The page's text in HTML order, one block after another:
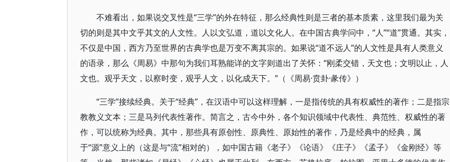
不难看出，如果说交叉性是“三学”的外在特征，那么经典性则是三者的基本质素，这里我们最为关
切的则是其中文乎其文的人文性。人以文弘道，道以文化人。在中国古典学问中，“人”“道”贯通。其实，
不仅是中国，西方乃至世界的古典学也是万变不离其宗的。如果说“道不远人”的人文性是具有人类意义
的语录，那么《周易》中那句为我们耳熟能详的文字则道出了关怀：“刚柔交错，天文也；文明以止，人
文也。观乎天文，以察时变，观乎人文，以化成天下。”（《周易·贲卦·彖传》）
“三学”接续经典。关于“经典”，在汉语中可以这样理解，一是指传统的具有权威性的著作；二是指宗
教教义文本；三是马列代表性著作。简言之，古今中外，各个知识领域中代表性、典范性、权威性的著
作，可以统称为经典。其中，那些具有原创性、原典性、原始性的著作，乃是经典中的经典，属
于“源”意义上的（这是与“流”相对的），如中国古籍《老子》《论语》《庄子》《孟子》《金刚经》等